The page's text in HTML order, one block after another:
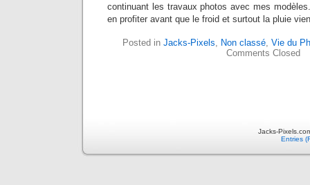
continuant les travaux photos avec mes
en profiter avant que le froid et surtout la pluie
Posted in Jacks-Pixels, Non classé, Vie du
Comments Closed
Jacks-
Entries